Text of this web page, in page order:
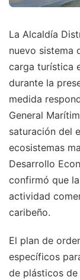
La Alcaldía
nuevo sistema
carga turística
durante la
medida
General
saturación del
ecosistemas
Desarrollo
confirmó que
actividad
caribeño.
El plan de
específicos
de plásticos de